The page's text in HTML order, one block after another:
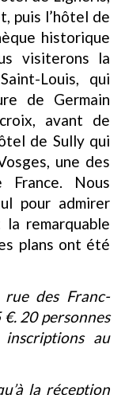
puis l’hôtel de
historique
visiterons la
Louis, qui
de Germain
avant de
de Sully qui
une des
Nous
pour admirer
remarquable
plans ont été
des Franc-
20 personnes
inscriptions au
la réception